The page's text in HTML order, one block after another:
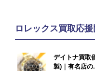
ロレックス買取応
デイトナ買取
製)｜有名店の